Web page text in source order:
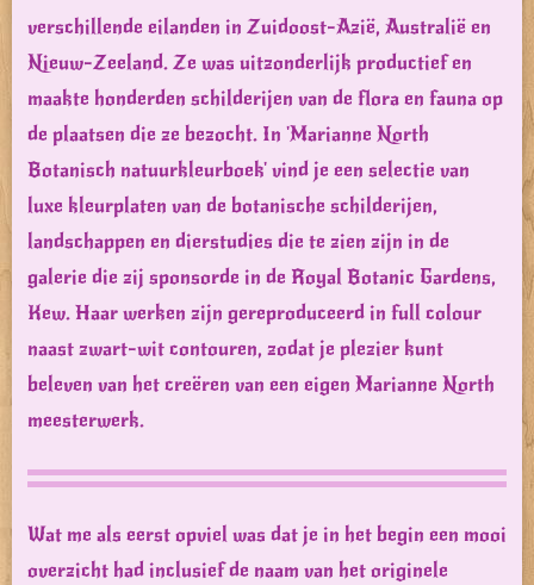
verschillende eilanden in Zuidoost-Azië, Australië en
Nieuw-Zeeland. Ze was uitzonderlijk productief en
maakte honderden schilderijen van de flora en fauna op
de plaatsen die ze bezocht. In 'Marianne North
Botanisch natuurkleurboek' vind je een selectie van
luxe kleurplaten van de botanische schilderijen,
landschappen en dierstudies die te zien zijn in de
galerie die zij sponsorde in de Royal Botanic Gardens,
Kew. Haar werken zijn gereproduceerd in full colour
naast zwart-wit contouren, zodat je plezier kunt
beleven van het creëren van een eigen Marianne North
meesterwerk.
Wat me als eerst opviel was dat je in het begin een mooi
overzicht had inclusief de naam van het originele